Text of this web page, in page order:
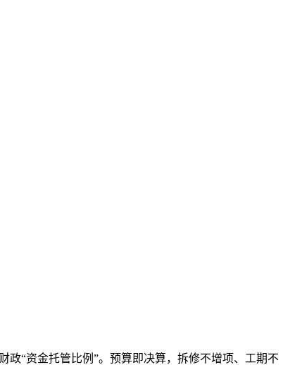
“资金托管比例”。预算即决算，拆修不增项、工期不